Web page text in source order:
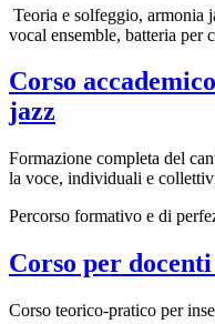
Teoria e solfeggio, armonia
vocal ensemble, batteria per
Corso
jazz
Formazione completa del
la voce, individuali e
Percorso formativo e di
Corso per
Corso teorico-pratico per